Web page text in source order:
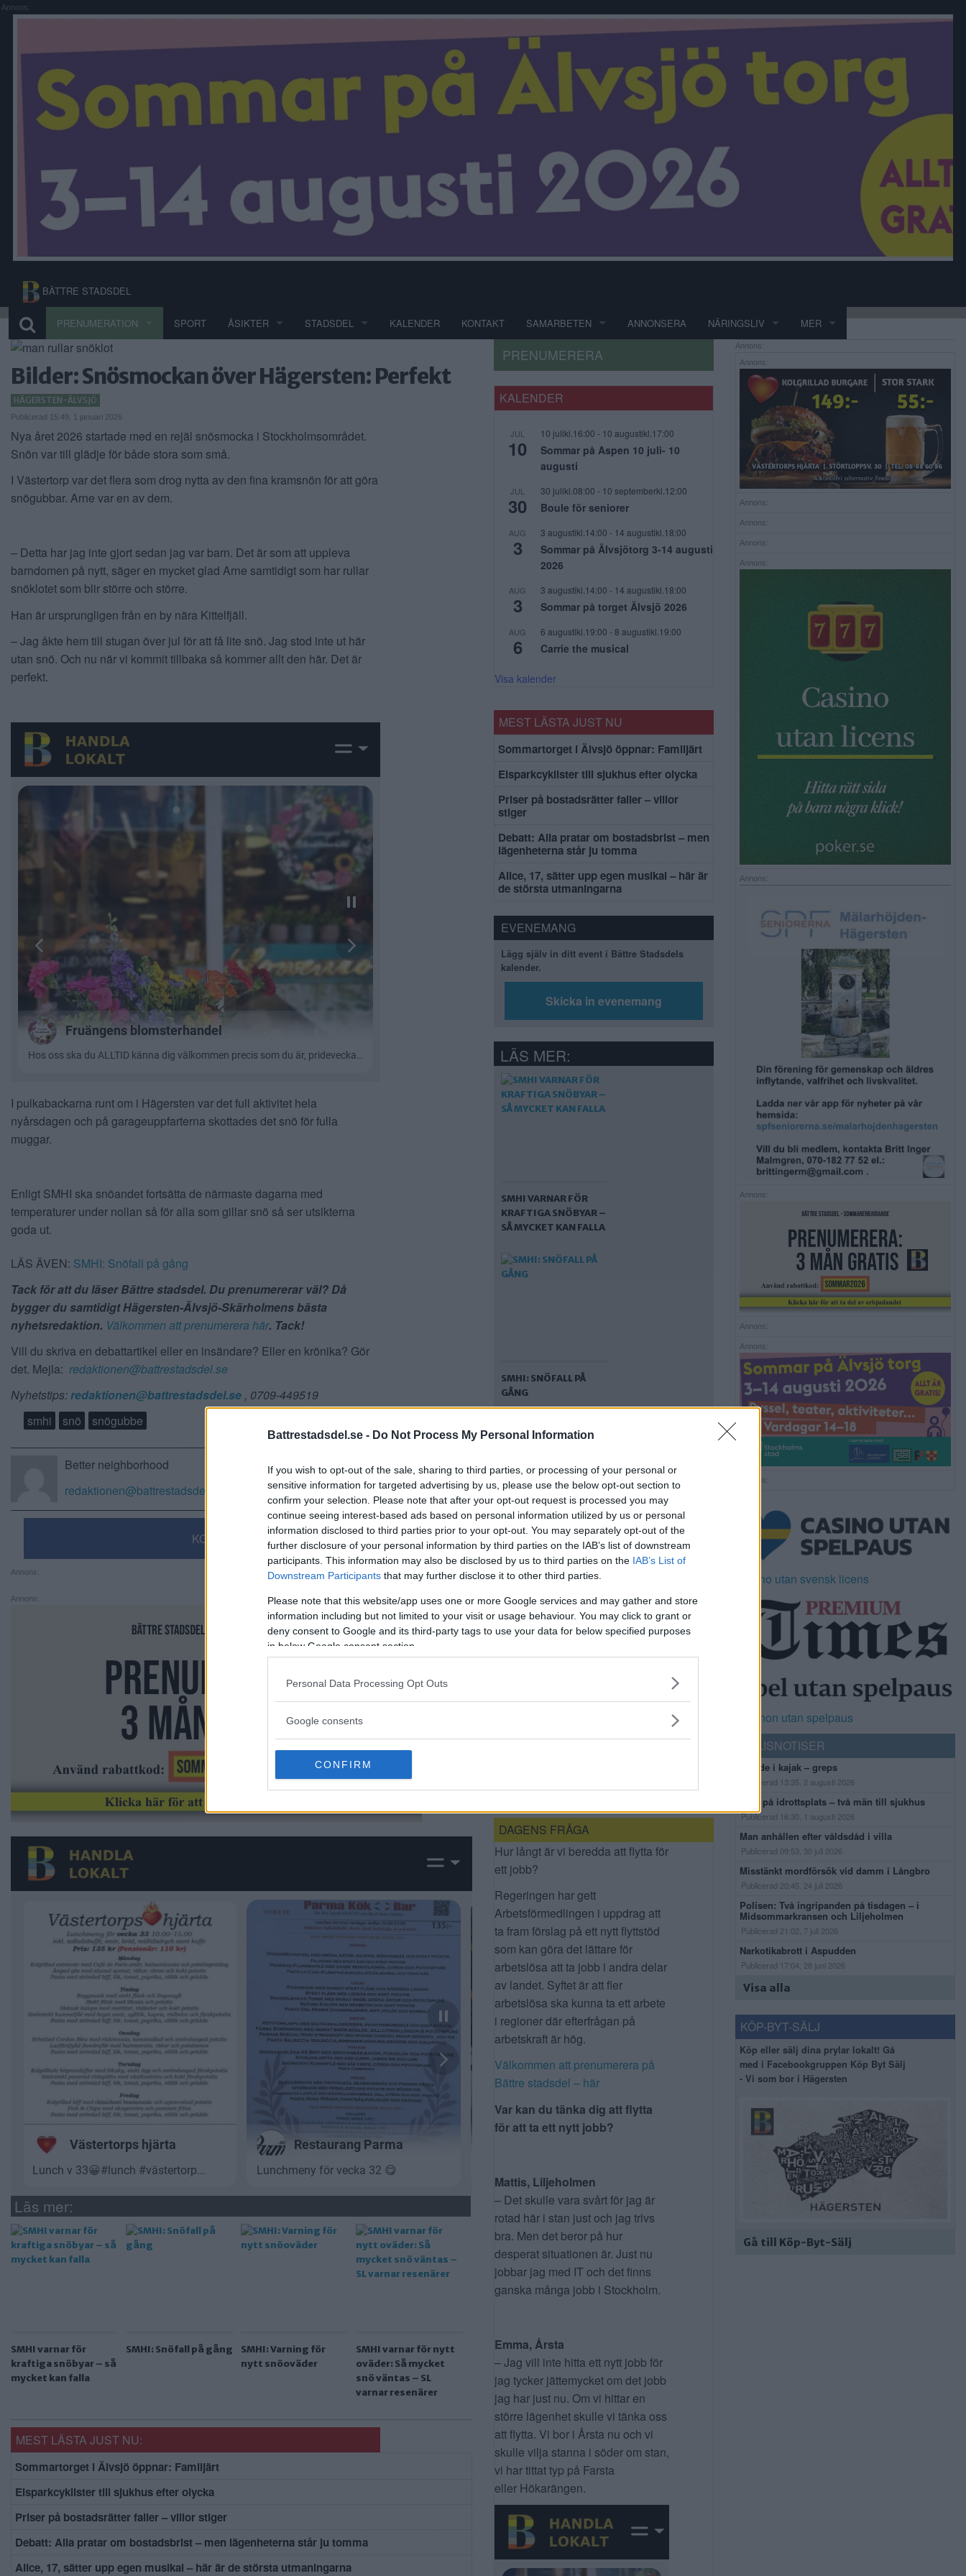
Battrestadsdel.se - Do Not Process My Personal Information
If you wish to opt-out of the sale, sharing to third parties, or processing of your personal or
sensitive information for targeted advertising by us, please use the below opt-out section to
confirm your selection. Please note that after your opt-out request is processed you may
continue seeing interest-based ads based on personal information utilized by us or personal
information disclosed to third parties prior to your opt-out. You may separately opt-out of the
further disclosure of your personal information by third parties on the IAB’s list of downstream
participants. This information may also be disclosed by us to third parties on the IAB’s List of
Downstream Participants that may further disclose it to other third parties.
Please note that this website/app uses one or more Google services and may gather and store
information including but not limited to your visit or usage behaviour. You may click to grant or
deny consent to Google and its third-party tags to use your data for below specified purposes
in below Google consent section.
Personal Data Processing Opt Outs
Google consents
CONFIRM
Annons:
BÄTTRE STADSDEL
PRENUMERATION SPORT ÅSIKTER STADSDEL KALENDER KONTAKT SAMARBETEN ANNONSERA NÄRINGSLIV MER
Bilder: Snösmockan över Hägersten: Perfekt
HÄGERSTEN-ÄLVSJÖ
Publicerad 15:49, 1 januari 2026
Nya året 2026 startade med en rejäl snösmocka i Stockholmsområdet.
Snön var till glädje för både stora som små.
I Västertorp var det flera som drog nytta av den fina kramsnön för att göra
snögubbar. Arne var en av dem.
– Detta har jag inte gjort sedan jag var barn. Det är som att uppleva
barndomen på nytt, säger en mycket glad Arne samtidigt som har rullar
snöklotet som blir större och större.
Han är ursprungligen från en by nära Kittelfjäll.
– Jag åkte hem till stugan över jul för att få lite snö. Jag stod inte ut här
utan snö. Och nu när vi kommit tillbaka så kommer allt den här. Det är
perfekt.
I pulkabackarna runt om i Hägersten var det full aktivitet hela
nyårsdagen och på garageuppfarterna skottades det snö för fulla
muggar.
Enligt SMHI ska snöandet fortsätta de närmaste dagarna med
temperaturer under nollan så för alla som gillar snö så ser utsikterna
goda ut.
LÄS ÄVEN: SMHI: Snöfall på gång
Tack för att du läser Bättre stadsdel. Du prenumererar väl? Då
bygger du samtidigt Hägersten-Älvsjö-Skärholmens bästa
nyhetsredaktion. Välkommen att prenumerera här. Tack!
Vill du skriva en debattartikel eller en insändare? Eller en krönika? Gör
det. Mejla: redaktionen@battrestadsdel.se
Nyhetstips:redaktionen@battrestadsdel.se , 0709-449519
smhi
snö snögubbe
Better neighborhood
redaktionen@battrestadsdel.se
KOMMENTERA
Annons:
Annons:
Läs mer:
SMHI varnar för
kraftiga snöbyar – så
mycket kan falla
SMHI: Snöfall på gång
SMHI: Varning för
nytt snöoväder
SMHI varnar för nytt
oväder: Så mycket
snö väntas – SL
varnar resenärer
MEST LÄSTA JUST NU:
Sommartorget i Älvsjö öppnar: Familjärt
Elsparkcyklister till sjukhus efter olycka
Priser på bostadsrätter faller – villor stiger
Debatt: Alla pratar om bostadsbrist – men lägenheterna står ju tomma
Alice, 17, sätter upp egen musikal – här är de största utmaningarna
PRENUMERERA
KALENDER
JUL
10
10 julikl.16:00 - 10 augustikl.17:00
Sommar på Aspen 10 juli- 10
augusti
JUL
30
30 julikl.08:00 - 10 septemberkl.12:00
Boule för seniorer
AUG
3
3 augustikl.14:00 - 14 augustikl.18:00
Sommar på Älvsjötorg 3-14 augusti
2026
AUG
3
3 augustikl.14:00 - 14 augustikl.18:00
Sommar på torget Älvsjö 2026
AUG
6
6 augustikl.19:00 - 8 augustikl.19:00
Carrie the musical
Visa kalender
MEST LÄSTA JUST NU
Sommartorget i Älvsjö öppnar: Familjärt
Elsparkcyklister till sjukhus efter olycka
Priser på bostadsrätter faller – villor
stiger
Debatt: Alla pratar om bostadsbrist – men
lägenheterna står ju tomma
Alice, 17, sätter upp egen musikal – här är
de största utmaningarna
EVENEMANG
Lägg själv in ditt event i Bättre Stadsdels
kalender.
Skicka in evenemang
LÄS MER:
SMHI VARNAR FÖR
KRAFTIGA SNÖBYAR –
SÅ MYCKET KAN FALLA
SMHI: SNÖFALL PÅ
GÅNG
SMHI: VARNING FÖR
NYTT SNÖOVÄDER
NYTT OVÄDER: SÅ
DAGENS FRÅGA
Hur långt är vi beredda att flytta för
ett jobb?
Regeringen har gett
Arbetsförmedlingen i uppdrag att
ta fram förslag på ett nytt flyttstöd
som kan göra det lättare för
arbetslösa att ta jobb i andra delar
av landet. Syftet är att fler
arbetslösa ska kunna ta ett arbete
i regioner där efterfrågan på
arbetskraft är hög.
Välkommen att prenumerera på
Bättre stadsdel – här
Var kan du tänka dig att flytta
för att ta ett nytt jobb?
Mattis, Liljeholmen
– Det skulle vara svårt för jag är
rotad här i stan just och jag trivs
bra. Men det beror på hur
desperat situationen är. Just nu
jobbar jag med IT och det finns
ganska många jobb i Stockholm.
Emma, Årsta
– Jag vill inte hitta ett nytt jobb för
jag tycker jättemycket om det jobb
jag har just nu. Om vi hittar en
större lägenhet skulle vi tänka oss
att flytta. Vi bor i Årsta nu och vi
skulle vilja stanna i söder om stan,
vi har tittat typ på Farsta
eller Hökarängen.
Annons:
Annons:
Annons:
Annons:
Annons:
Annons:
Annons:
Annons:
Annons:
Annons:
Annons:
Casino utan svensk licens
Casinon utan spelpaus
POLISNOTISER
Flydde i kajak – greps
Publicerad 13:35, 2 augusti 2026
Bråk på idrottsplats – två män till sjukhus
Publicerad 16:30, 1 augusti 2026
Man anhållen efter våldsdåd i villa
Publicerad 09:53, 30 juli 2026
Misstänkt mordförsök vid damm i Långbro
Publicerad 20:45, 24 juli 2026
Polisen: Två ingripanden på tisdagen – i
Midsommarkransen och Liljeholmen
Publicerad 21:02, 7 juli 2026
Narkotikabrott i Aspudden
Publicerad 17:04, 28 juni 2026
Visa alla
KÖP-BYT-SÄLJ
Köp eller sälj dina prylar lokalt! Gå
med i Facebookgruppen Köp Byt Sälj
- Vi som bor i Hägersten
Gå till Köp-Byt-Sälj